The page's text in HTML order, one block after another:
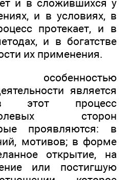
и в сложившихся у
и в условиях, в
протекает, и в
и в богатстве
их применения.
особенностью
является
этот процесс
волевых сторон
проявляются: в
мотивов; в форме
открытие, на
или постигшую